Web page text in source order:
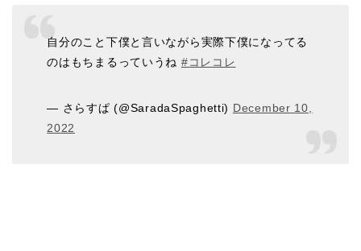
自分のこと下僕と言いながら実際下僕になってる
のはもちまるっていうね #コレコレ
— さらすぱ (@SaradaSpaghetti) December 10,
2022